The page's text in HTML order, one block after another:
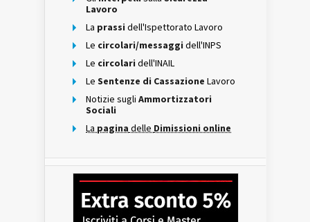
Lavoro
La prassi dell'Ispettorato Lavoro
Le circolari/messaggi dell'INPS
Le circolari dell'INAIL
Le Sentenze di Cassazione Lavoro
Notizie sugli Ammortizzatori
Sociali
La pagina delle Dimissioni online